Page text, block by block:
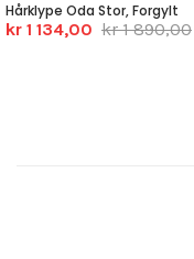
Hårklype Oda Stor, Forgylt
kr 1 134,00 kr 1 890,00